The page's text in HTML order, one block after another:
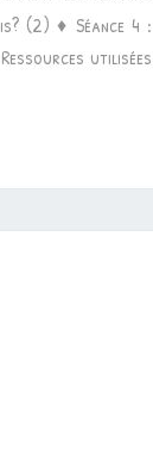
(2) ♦ Séance 4 :
utilisées